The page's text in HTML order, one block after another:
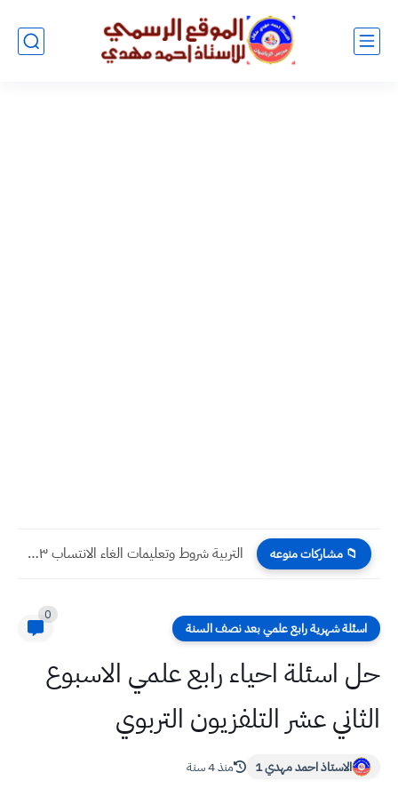
📁 مشاركات منوعه التربية شروط وتعليمات الغاء الانتساب ٢٠٢٣ للطلاب في المدارس
اسئلة شهرية رابع علمي بعد نصف السنة
0
حل اسئلة احياء رابع علمي الاسبوع
الثاني عشر التلفزيون التربوي
الاستاذ احمد مهدي 1 منذ 4 سنة